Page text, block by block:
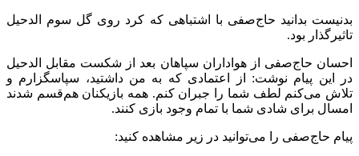
بدنیست بدانید حاج‌صفی با اشتباهی که کرد روی گل سوم الدحیل
تاثیرگذار بود.
احسان حاج‌صفی از هواداران سپاهان بعد از شکست مقابل الدحیل
در این پیام نوشت: از اعتمادی که به من داشتید، سپاسگزارم و
تلاش می‌کنم لطف شما را جبران کنم. همه بازیکنان هم‌قسم شدند
امسال برای شادی شما با تمام وجود بازی کنند.
پیام حاج‌صفی را می‌توانید در زیر مشاهده کنید: